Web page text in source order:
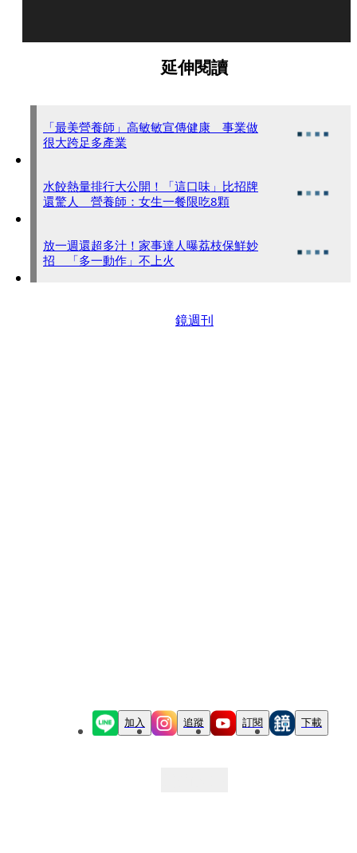
延伸閱讀
「最美營養師」高敏敏宣傳健康 事業做
很大跨足多產業
水餃熱量排行大公開！「這口味」比招牌
還驚人 營養師：女生一餐限吃8顆
放一週還超多汁！家事達人曝荔枝保鮮妙
招 「多一動作」不上火
鏡週刊
加入 追蹤 訂閱 下載